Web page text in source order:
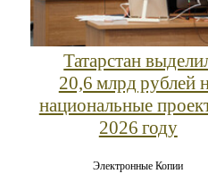
Татарстан
20,6 млрд рублей
национальные
2026 году
Электронные Копии